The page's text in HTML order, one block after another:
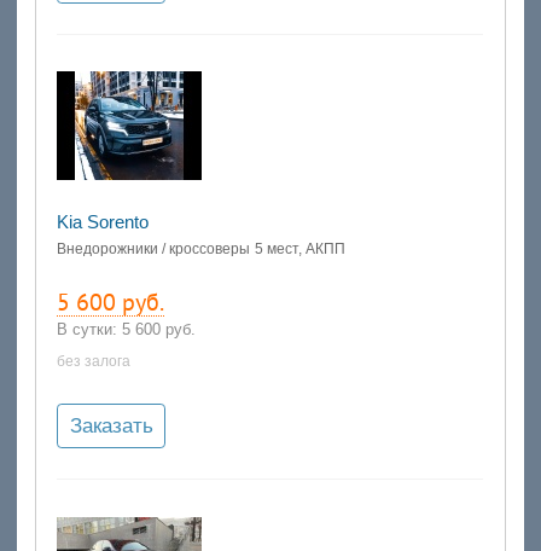
Kia Sorento
Внедорожники / кроссоверы 5 мест, АКПП
5 600 руб.
В сутки:5 600 руб.
без залога
Заказать